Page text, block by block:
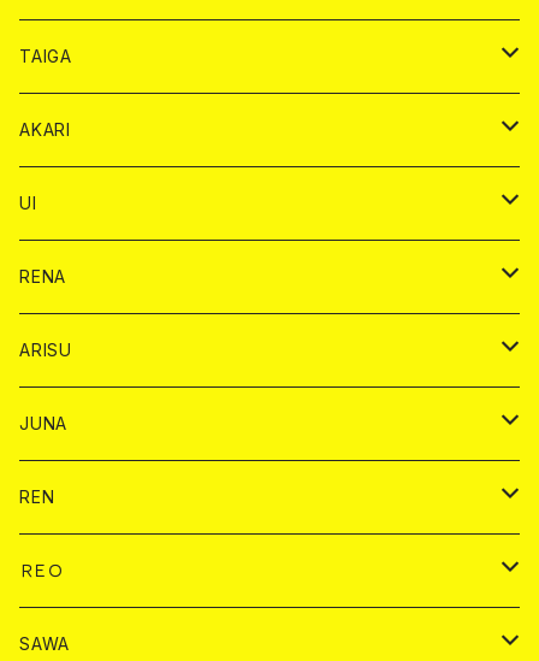
ショット
チェキ １５００円
ショット
BAIKA
シャンパンカード
ドリンクカード
チップ
チェキ
ドリンク
シャンパン
1ドリンク
チップ
TAIGA
ドリンク
シャンパン
1ドリンク
チップ
AKARI
ドリンク
1ドリンク
ショット
UI
バイカ
ドリンク
シャンパン
ドリンク
チェキ
RENA
バイカ
ドリンク
ドリンク
ヤードグラス
チェキ
ARISU
バイカ
ドリンク
ドリンク
シャンパン
チェキ
JUNA
バイカ
ドリンク
シャンパン
チェキ
REN
バイカ
ドリンク
ＲＥＯ
ドリンク
SAWA